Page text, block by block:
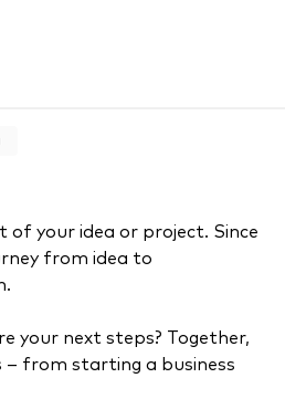
of your idea or project. Since
from idea to
your next steps? Together,
from starting a business